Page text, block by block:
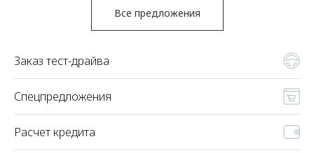
Все предложения
Заказ тест-драйва
Спецпредложения
Расчет кредита